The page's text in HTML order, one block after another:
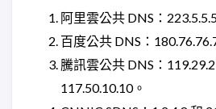
阿里雲公共 DNS：
百度公共 DNS：
騰訊雲公共 DNS：
117.50.10.10。